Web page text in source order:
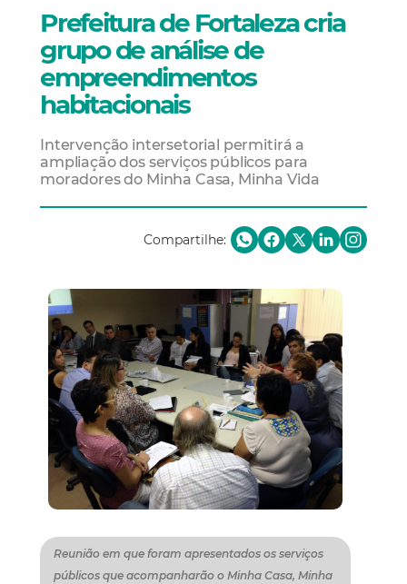
Prefeitura de Fortaleza cria
grupo de análise de
empreendimentos
habitacionais
Intervenção intersetorial permitirá a
ampliação dos serviços públicos para
moradores do Minha Casa, Minha Vida
Compartilhe:
Reunião em que foram apresentados os serviços
públicos que acompanharão o Minha Casa, Minha